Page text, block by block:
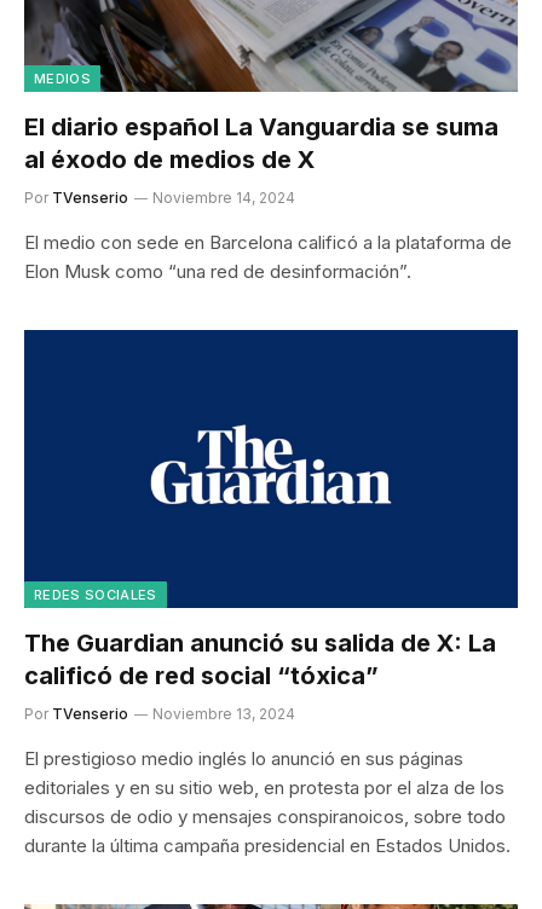
MEDIOS
El diario español La Vanguardia se suma
al éxodo de medios de X
Por TVenserio Noviembre 14, 2024
El medio con sede en Barcelona calificó a la plataforma de
Elon Musk como “una red de desinformación”.
REDES SOCIALES
The Guardian anunció su salida de X: La
calificó de red social “tóxica”
Por TVenserio Noviembre 13, 2024
El prestigioso medio inglés lo anunció en sus páginas
editoriales y en su sitio web, en protesta por el alza de los
discursos de odio y mensajes conspiranoicos, sobre todo
durante la última campaña presidencial en Estados Unidos.